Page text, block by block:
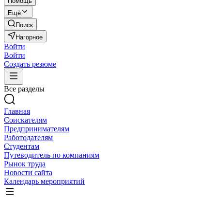
Ещё
Поиск
Нагорное
Войти
Войти
Создать резюме
Все разделы
Главная
Соискателям
Предпринимателям
Работодателям
Студентам
Путеводитель по компаниям
Рынок труда
Новости сайта
Календарь мероприятий